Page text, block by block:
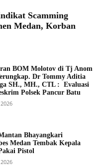
Scamming
Medan, Korban
BOM Molotov di Tj Anom
Dr Tommy Aditia
SH., MH., CTL : Evaluasi
Polsek Pancur Batu
Bhayangkari
Medan Tembak Kepala
Pistol